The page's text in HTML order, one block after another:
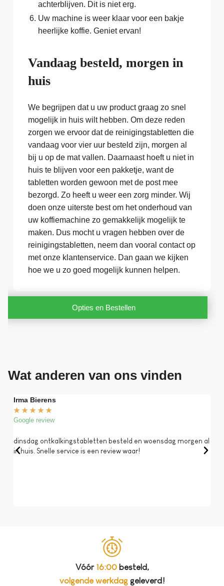
achterblijven. Dit is niet erg.
Uw machine is weer klaar voor een bakje
heerlijke koffie. Geniet ervan!
Vandaag besteld, morgen in
huis
We begrijpen dat u uw product graag zo snel
mogelijk in huis wilt hebben. Om deze reden
zorgen we ervoor dat de reinigingstabletten die
vandaag voor vier uur besteld zijn, morgen al
bij u op de mat vallen. Daarnaast hoeft u niet in
huis te blijven voor een pakketje, want de
tabletten worden gewoon met de post mee
bezorgd. Zo heeft u weer een zorg minder. Wij
doen onze uiterste best om het onderhoud van
uw koffiemachine zo gemakkelijk mogelijk te
maken. Dus mocht u vragen hebben over de
reinigingstabletten, neem dan vooral contact op
met onze klantenservice. Dan gaan we kijken
hoe we u zo goed mogelijk kunnen helpen.
Opties en Bestellen
Wat anderen van ons vinden
Irma Bierens
★ ★ ★ ★ ★
Google review
dinsdag ontkalkingstabletten besteld en woensdag morgen al
in huis. Snelle service is een review waar!
Vóór 16:00besteld,
volgende werkdag geleverd!